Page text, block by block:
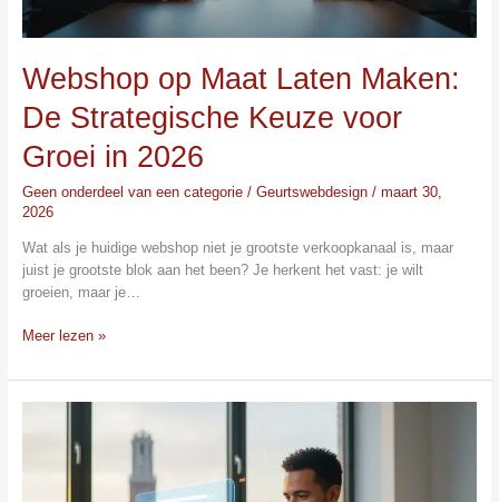
Webshop op Maat Laten Maken:
De Strategische Keuze voor
Groei in 2026
Geen onderdeel van een categorie/ Geurtswebdesign / maart 30,
2026
Wat als je huidige webshop niet je grootste verkoopkanaal is, maar
juist je grootste blok aan het been? Je herkent het vast: je wilt
groeien, maar je…
in
2026
Meer lezen »